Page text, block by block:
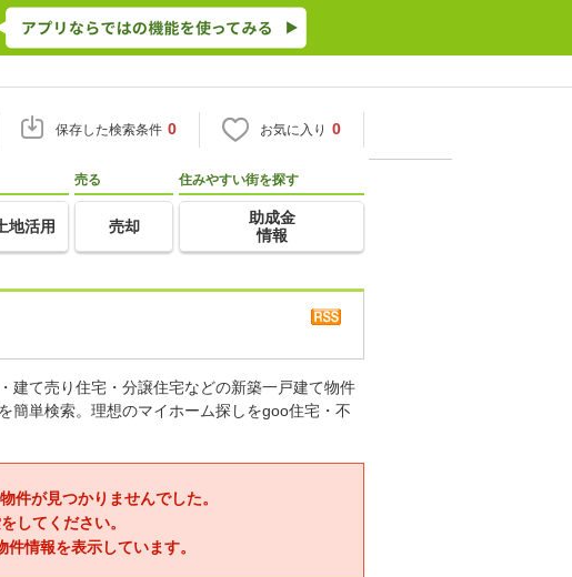
保存した検索条件 0 お気に入り 0
地活用
売る
売却
住みやすい街を探す
助成金
情報
建て売り住宅・分譲住宅などの新築一戸建て物件
簡単検索。理想のマイホーム探しをgoo住宅・不
件が見つかりませんでした。
してください。
情報を表示しています。